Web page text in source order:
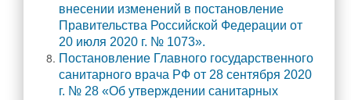
Функциональная грамотность
Проектная деятельность
Конкурсы , олимпиады
Инновационная деятельность
внесении изменений в постановление
Правительства Российской Федерации от
20 июля 2020 г. № 1073».
Постановление Главного государственного
санитарного врача РФ от 28 сентября 2020
г. № 28 «Об утверждении санитарных